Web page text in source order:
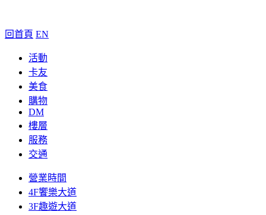
回首頁 EN
活動
卡友
美食
購物
DM
樓層
服務
交通
營業時間
4F饗樂大道
3F趣遊大道